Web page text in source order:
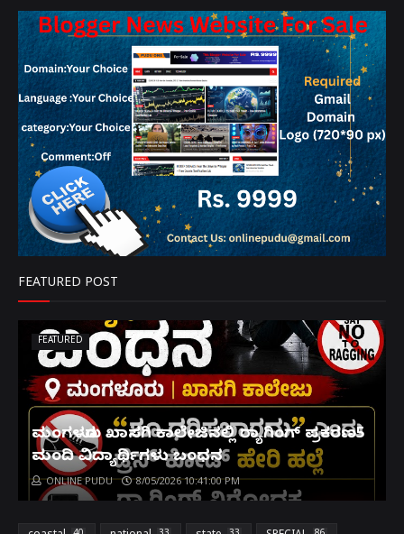
FEATURED POST
FEATURED
ಮಂಗಳೂರು ಖಾಸಗಿ ಕಾಲೇಜಿನಲ್ಲಿ ರ‌್ಯಾಗಿಂಗ್ ಪ್ರಕರಣ5
ಮಂದಿ ವಿದ್ಯಾರ್ಥಿಗಳು ಬಂಧನ
ONLINE PUDU 8/05/2026 10:41:00 PM